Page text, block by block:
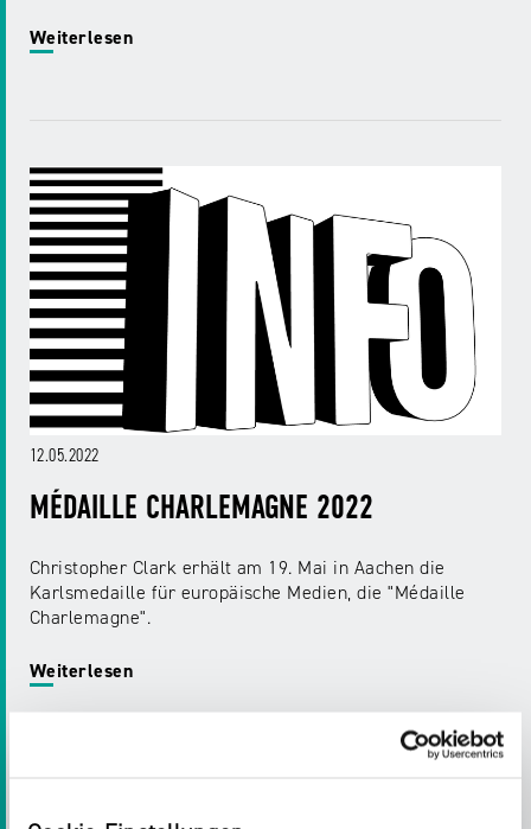
Weiterlesen
12.05.2022
MÉDAILLE CHARLEMAGNE 2022
Christopher Clark erhält am 19. Mai in Aachen die
Karlsmedaille für europäische Medien, die "Médaille
Charlemagne".
Weiterlesen